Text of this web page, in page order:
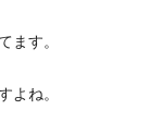
ます。
よね。